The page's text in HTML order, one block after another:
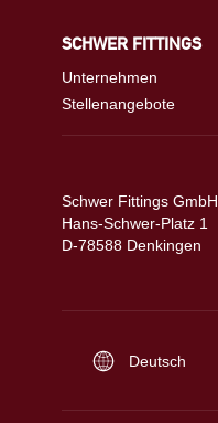
SCHWER FITTINGS
Unternehmen
Stellenangebote
Schwer Fittings GmbH
Hans-Schwer-Platz 1
D-78588 Denkingen